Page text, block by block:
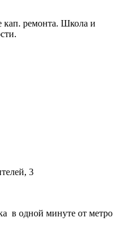
кап. ремонта. Школа и
3
в одной минуте от метро